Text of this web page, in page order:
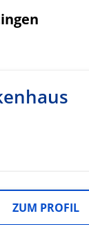
ZUM PROFIL